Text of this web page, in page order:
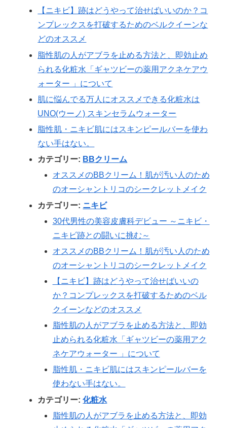
【ニキビ】跡はどうやって治せばいいのか？コ
ンプレックスを打破するためのベルクイーンな
どのオススメ
脂性肌の人がアブラを止める方法と、即効止め
られる化粧水「ギャツビーの薬用アクネケアウ
ォーター 」について
肌に悩んでる万人にオススメできる化粧水は
UNO(ウーノ) スキンセラムウォーター
脂性肌・ニキビ肌にはスキンピールバーを使わ
ない手はない。
カテゴリー: BBクリーム
オススメのBBクリーム！肌が汚い人のため
のオーシャントリコのシークレットメイク
カテゴリー: ニキビ
30代男性の美容皮膚科デビュー ～ニキビ・
ニキビ跡との闘いに挑む～
オススメのBBクリーム！肌が汚い人のため
のオーシャントリコのシークレットメイク
【ニキビ】跡はどうやって治せばいいの
か？コンプレックスを打破するためのベル
クイーンなどのオススメ
脂性肌の人がアブラを止める方法と、即効
止められる化粧水「ギャツビーの薬用アク
ネケアウォーター 」について
脂性肌・ニキビ肌にはスキンピールバーを
使わない手はない。
カテゴリー:化粧水
脂性肌の人がアブラを止める方法と、即効